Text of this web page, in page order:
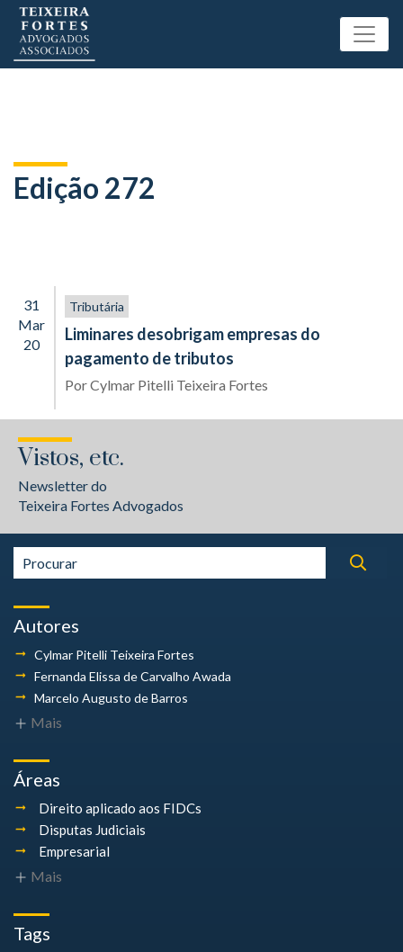
Edição 272
31
Mar
20
Tributária
Liminares desobrigam empresas do
pagamento de tributos
PorCylmar Pitelli Teixeira Fortes
Vistos, etc.
Newsletter do
Teixeira Fortes Advogados
Autores
Cylmar Pitelli Teixeira Fortes
Fernanda Elissa de Carvalho Awada
Marcelo Augusto de Barros
Mais
Áreas
Direito aplicado aos FIDCs
Disputas Judiciais
Empresarial
Mais
Tags